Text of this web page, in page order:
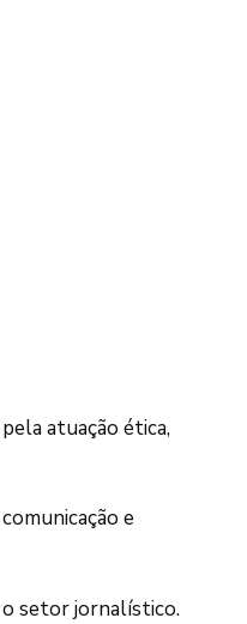
atuação ética,
e
o setor jornalístico.